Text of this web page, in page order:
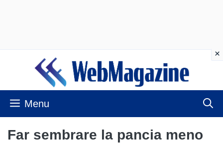
contenuto
Menu
Far sembrare la pancia meno